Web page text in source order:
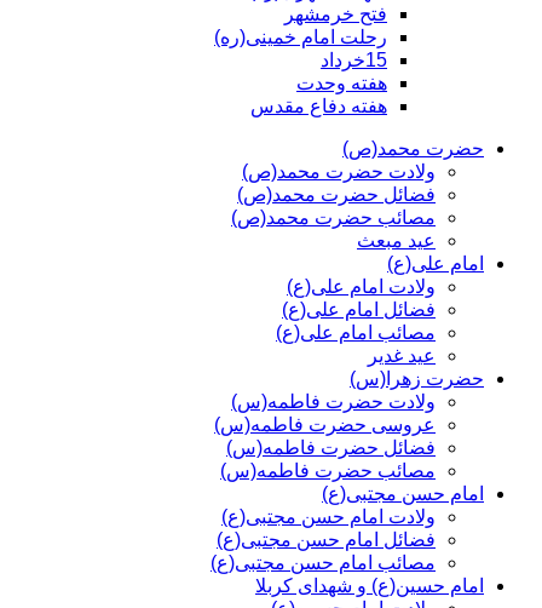
فتح خرمشهر
رحلت امام خمینی(ره)
15خرداد
هفته وحدت
هفته دفاع مقدس
حضرت محمد(ص)
ولادت حضرت محمد(ص)
فضائل حضرت محمد(ص)
مصائب حضرت محمد(ص)
عید مبعث
امام علی(ع)
ولادت امام علی(ع)
فضائل امام علی(ع)
مصائب امام علی(ع)
عید غدیر
حضرت زهرا(س)
ولادت حضرت فاطمه(س)
عروسی حضرت فاطمه(س)
فضائل حضرت فاطمه(س)
مصائب حضرت فاطمه(س)
امام حسن مجتبی(ع)
ولادت امام حسن مجتبی(ع)
فضائل امام حسن مجتبی(ع)
مصائب امام حسن مجتبی(ع)
امام حسین(ع) و شهدای کربلا